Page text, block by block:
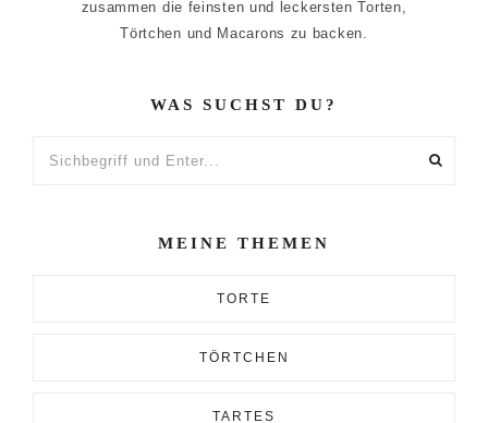
zusammen die feinsten und leckersten Torten,
Törtchen und Macarons zu backen.
WAS SUCHST DU?
MEINE THEMEN
TORTE
TÖRTCHEN
TARTES